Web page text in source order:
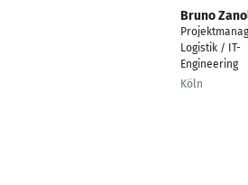
Bruno
Logistik / IT-
Engineering
Köln